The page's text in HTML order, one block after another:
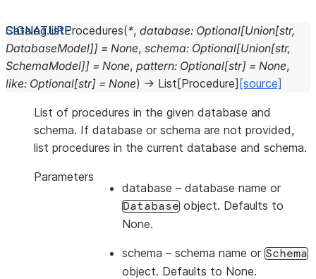
Catalog.listProcedures(*, database: Optional[Union[str,
DatabaseModel]] = None, schema: Optional[Union[str,
SchemaModel]] = None, pattern: Optional[str] = None,
like: Optional[str] = None) → List [Procedure] [source]
List of procedures in the given database and
schema. If database or schema are not provided,
list procedures in the current database and schema.
Parameters
database – database name or
Database object. Defaults to
None.
schema – schema name or Schema
object. Defaults to None.